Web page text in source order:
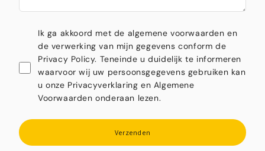
Ik ga akkoord met de algemene voorwaarden en
de verwerking van mijn gegevens conform de
Privacy Policy. Teneinde u duidelijk te informeren
waarvoor wij uw persoonsgegevens gebruiken kan
u onze Privacyverklaring en Algemene
Voorwaarden onderaan lezen.
Verzenden